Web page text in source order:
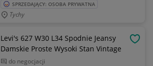
SPRZEDAJĄCY: OSOBA PRYWATNA
Tychy
Levi's 627 W30 L34 Spodnie Jeansy
Damskie Proste Wysoki Stan Vintage
do negocjacji